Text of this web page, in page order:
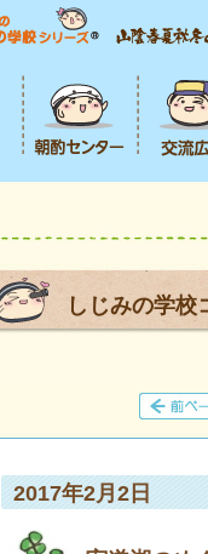
しじみの学校
2017年2月2日